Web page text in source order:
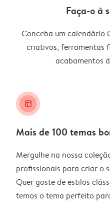
Faça-o à
Conceba um calendário
criativos, ferramentas
acabamentos
layout_alt
Mais de 100 temas
Mergulhe na nossa
profissionais para criar o
Quer goste de estilos
temos o tema perfeito